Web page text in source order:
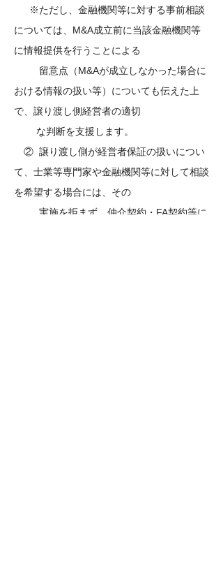
※ただし、金融機関等に対する事前相談
については、M&A成立前に当該金融機関等
に情報提供を行うことによる
留意点（M&Aが成立しなかった場合に
おける情報の扱い等）についても伝えた上
で、譲り渡し側経営者の適切
な判断を支援します。
② 譲り渡し側が経営者保証の扱いについ
て、士業等専門家や金融機関等に対して相談
を希望する場合には、その
実施を拒まず、仲介契約・FA契約等に